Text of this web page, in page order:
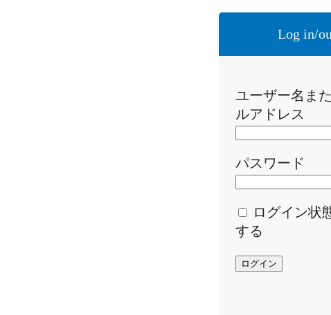
Log in/
ユーザー名ま
ルアドレス
パスワード
ログイン状
する